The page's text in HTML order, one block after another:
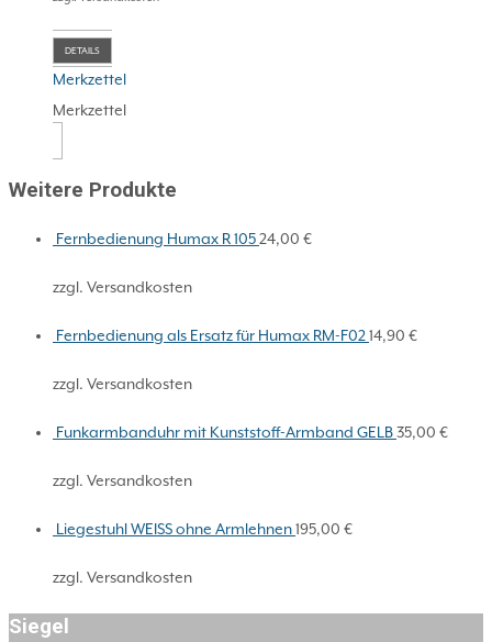
DETAILS
Merkzettel
Merkzettel
Weitere Produkte
Fernbedienung Humax R 10524,00 €
zzgl. Versandkosten
Fernbedienung als Ersatz für Humax RM-F0214,90 €
zzgl. Versandkosten
Funkarmbanduhr mit Kunststoff-Armband GELB35,00 €
zzgl. Versandkosten
Liegestuhl WEISS ohne Armlehnen195,00 €
zzgl. Versandkosten
Siegel